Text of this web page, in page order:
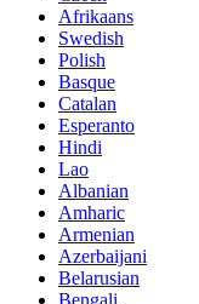
Afrikaans
Swedish
Polish
Basque
Catalan
Esperanto
Hindi
Lao
Albanian
Amharic
Armenian
Azerbaijani
Belarusian
Bengali